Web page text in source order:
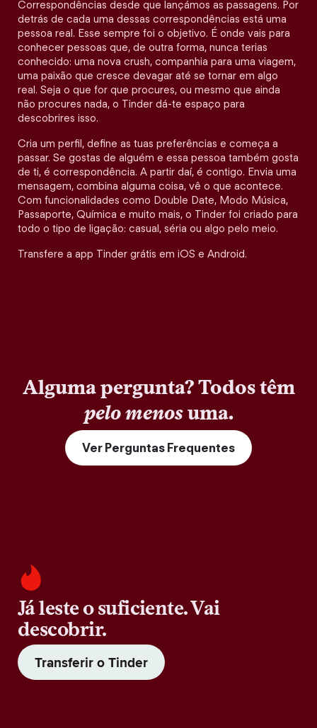
Correspondências desde que lançámos as passagens. Por
detrás de cada uma dessas correspondências está uma
pessoa real. Esse sempre foi o objetivo. É onde vais para
conhecer pessoas que, de outra forma, nunca terias
conhecido: uma nova crush, companhia para uma viagem,
uma paixão que cresce devagar até se tornar em algo
real. Seja o que for que procures, ou mesmo que ainda
não procures nada, o Tinder dá-te espaço para
descobrires isso.
Cria um perfil, define as tuas preferências e começa a
passar. Se gostas de alguém e essa pessoa também gosta
de ti, é correspondência. A partir daí, é contigo. Envia uma
mensagem, combina alguma coisa, vê o que acontece.
Com funcionalidades como Double Date, Modo Música,
Passaporte, Química e muito mais, o Tinder foi criado para
todo o tipo de ligação: casual, séria ou algo pelo meio.
Transfere a app Tinder grátis em iOS e Android.
Alguma pergunta? Todos têm
pelo menosuma.
Ver Perguntas Frequentes
Já leste o suficiente. Vai
descobrir.
Transferir o Tinder